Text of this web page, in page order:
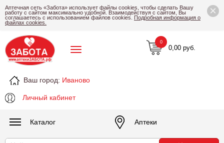
×
Аптечная сеть «Забота» использует файлы cookies, чтобы сделать Вашу
работу с сайтом максимально удобной. Взаимодействуя с сайтом, Вы
соглашаетесь с использованием файлов cookies. Подробная информация о
файлах cookies.
Ваш город: Иваново
Личный кабинет
0,00 руб.
0
Каталог Аптеки